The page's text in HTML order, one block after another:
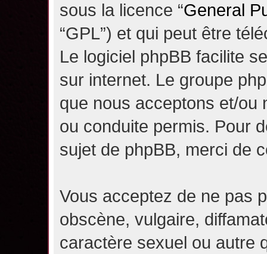
sous la licence “General
“GPL”) et qui peut être
Le logiciel phpBB facilite
sur internet. Le groupe
que nous acceptons et/ou
ou conduite permis. Pour
sujet de phpBB, merci de
Vous acceptez de ne pas
obscène, vulgaire,
caractère sexuel ou autre